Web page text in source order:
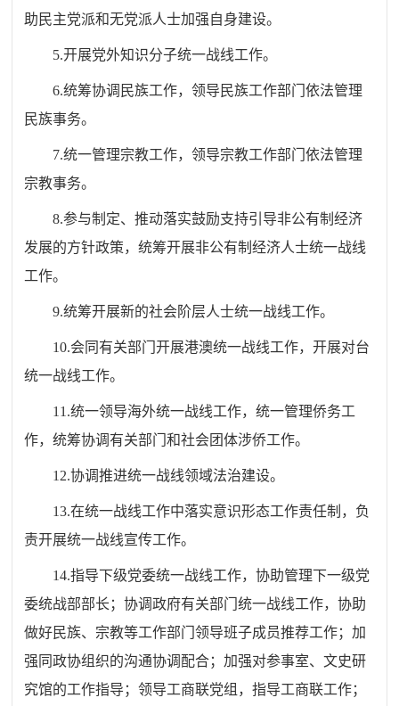
助民主党派和无党派人士加强自身建设。
5.开展党外知识分子统一战线工作。
6.统筹协调民族工作，领导民族工作部门依法管理
民族事务。
7.统一管理宗教工作，领导宗教工作部门依法管理
宗教事务。
8.参与制定、推动落实鼓励支持引导非公有制经济
发展的方针政策，统筹开展非公有制经济人士统一战线
工作。
9.统筹开展新的社会阶层人士统一战线工作。
10.会同有关部门开展港澳统一战线工作，开展对台
统一战线工作。
11.统一领导海外统一战线工作，统一管理侨务工
作，统筹协调有关部门和社会团体涉侨工作。
12.协调推进统一战线领域法治建设。
13.在统一战线工作中落实意识形态工作责任制，负
责开展统一战线宣传工作。
14.指导下级党委统一战线工作，协助管理下一级党
委统战部部长；协调政府有关部门统一战线工作，协助
做好民族、宗教等工作部门领导班子成员推荐工作；加
强同政协组织的沟通协调配合；加强对参事室、文史研
究馆的工作指导；领导工商联党组，指导工商联工作；